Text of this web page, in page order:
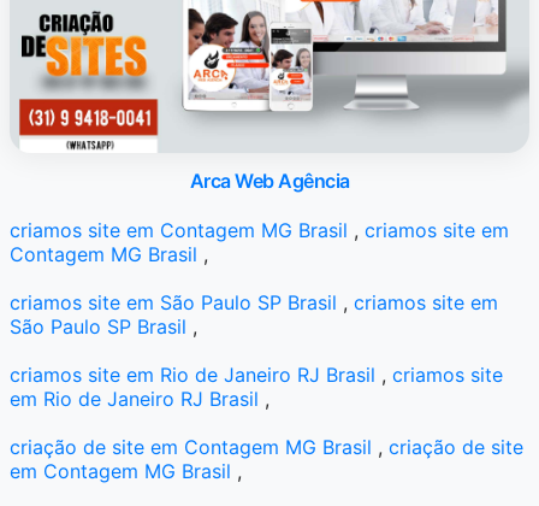
Arca Web Agência
criamos site em Contagem MG Brasil ,criamos site em
Contagem MG Brasil ,
criamos site em São Paulo SP Brasil ,criamos site em
São Paulo SP Brasil ,
criamos site em Rio de Janeiro RJ Brasil ,criamos site
em Rio de Janeiro RJ Brasil ,
criação de site em Contagem MG Brasil ,criação de site
em Contagem MG Brasil ,